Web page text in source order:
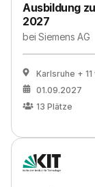
Ausbildung
2027
beiSiemens AG
Karlsruhe +
01.09.2027
13 Plätze